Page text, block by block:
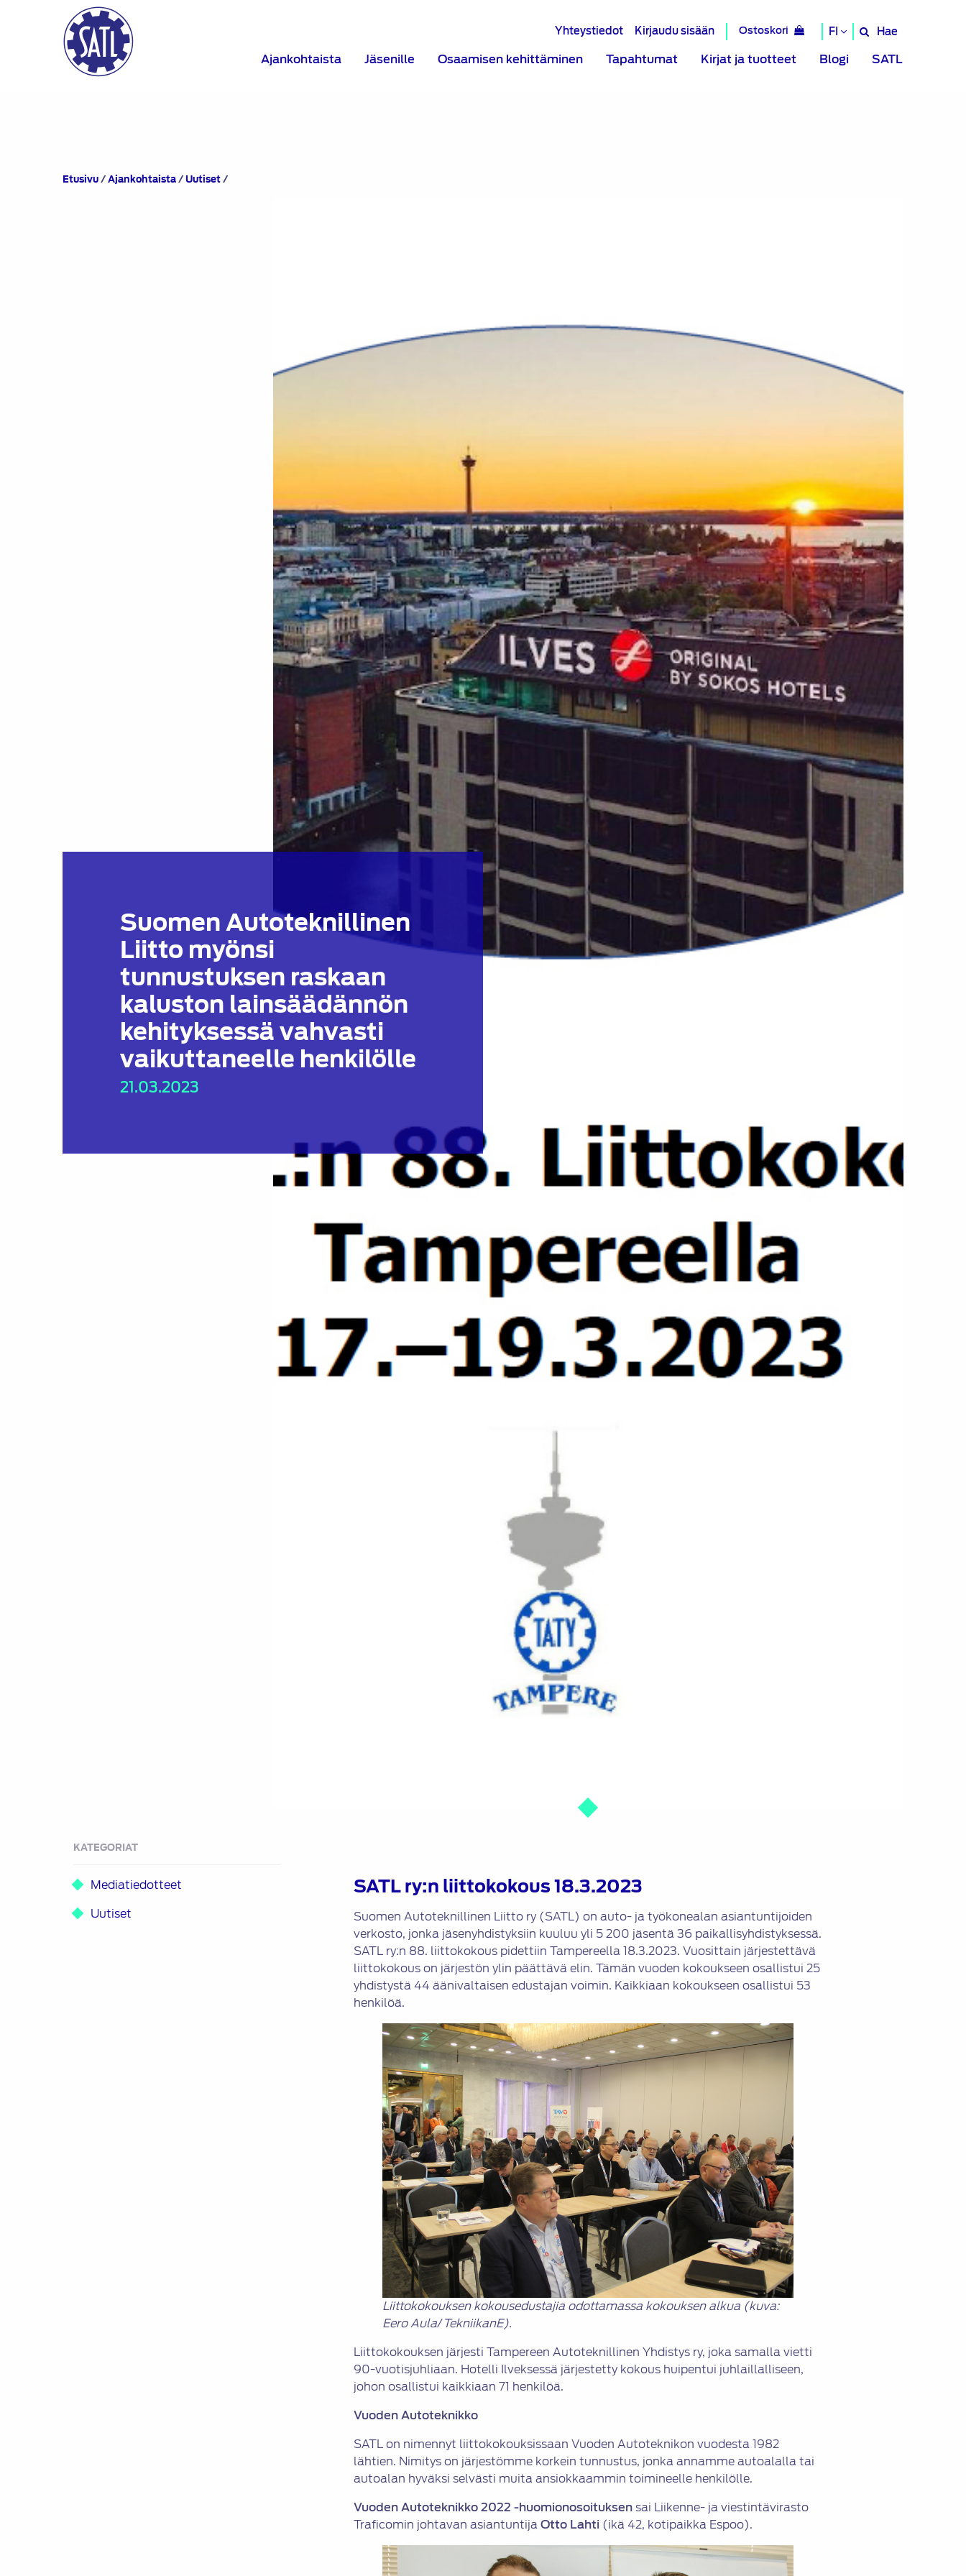
Yhteystiedot Kirjaudu sisään Ostoskori FI
Hae
Hae
Ajankohtaista Jäsenille Osaamisen kehittäminen Tapahtumat Kirjat ja tuotteet Blogi SATL
Etusivu/Ajankohtaista/Uutiset/Suomen
Suomen Autoteknillinen
Liitto myönsi
tunnustuksen raskaan
kaluston lainsäädännön
kehityksessä vahvasti
vaikuttaneelle henkilölle
21.03.2023
KATEGORIAT
Mediatiedotteet
Uutiset
SATL ry:n liittokokous 18.3.2023
Suomen Autoteknillinen Liitto ry (SATL) on auto- ja työkonealan asiantuntijoiden
verkosto, jonka jäsenyhdistyksiin kuuluu yli 5 200 jäsentä 36 paikallisyhdistyksessä.
SATL ry:n 88. liittokokous pidettiin Tampereella 18.3.2023. Vuosittain järjestettävä
liittokokous on järjestön ylin päättävä elin. Tämän vuoden kokoukseen osallistui 25
yhdistystä 44 äänivaltaisen edustajan voimin. Kaikkiaan kokoukseen osallistui 53
henkilöä.
Liittokokouksen kokousedustajia odottamassa kokouksen alkua (kuva:
Eero Aula/TekniikanE).
Liittokokouksen järjesti Tampereen Autoteknillinen Yhdistys ry, joka samalla vietti
90-vuotisjuhliaan. Hotelli Ilveksessä järjestetty kokous huipentui juhlaillalliseen,
johon osallistui kaikkiaan 71 henkilöä.
Vuoden Autoteknikko
SATL on nimennyt liittokokouksissaan Vuoden Autoteknikon vuodesta 1982
lähtien. Nimitys on järjestömme korkein tunnustus, jonka annamme autoalalla tai
autoalan hyväksi selvästi muita ansiokkaammin toimineelle henkilölle.
Vuoden Autoteknikko 2022 -huomionosoituksensai Liikenne- ja viestintävirasto
Traficomin johtavan asiantuntijaOtto Lahti (ikä 42, kotipaikka Espoo).